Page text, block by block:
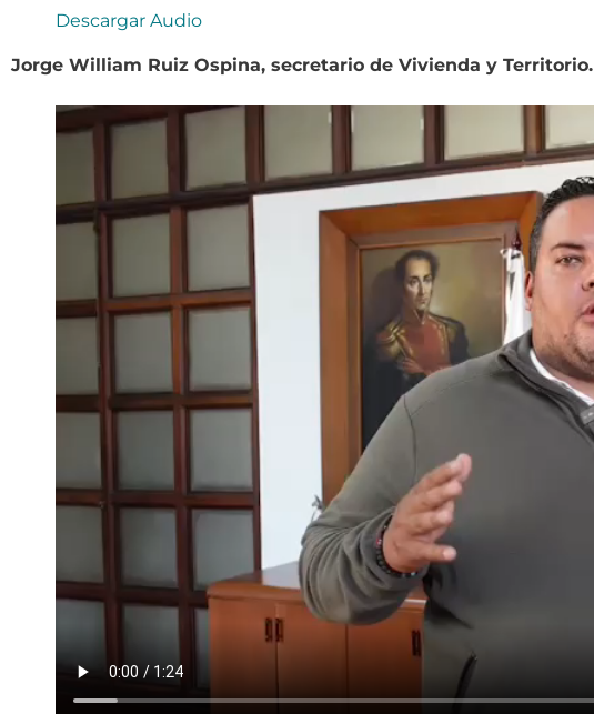
Descargar Audio
Jorge William Ruiz Ospina, secretario de Vivienda y Territorio.